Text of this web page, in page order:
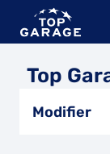
Top
Modifier